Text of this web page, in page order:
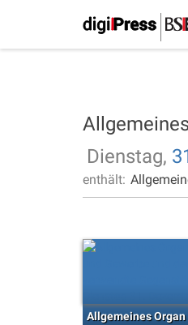
Dienstag,
enthält:
Allgemeines